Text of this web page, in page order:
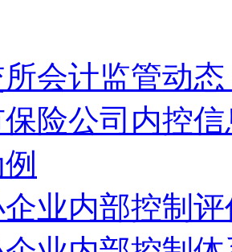
所会计监管动
保险公司内控
业内部控制